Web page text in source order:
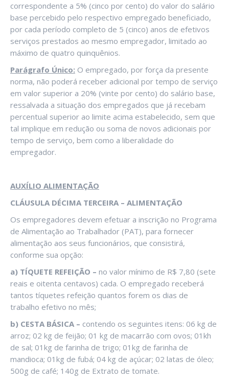
correspondente a 5% (cinco por cento) do valor do salário
base percebido pelo respectivo empregado beneficiado,
por cada período completo de 5 (cinco) anos de efetivos
serviços prestados ao mesmo empregador, limitado ao
máximo de quatro quinquênios.
Parágrafo Único: O empregado, por força da presente
norma, não poderá receber adicional por tempo de serviço
em valor superior a 20% (vinte por cento) do salário base,
ressalvada a situação dos empregados que já recebam
percentual superior ao limite acima estabelecido, sem que
tal implique em redução ou soma de novos adicionais por
tempo de serviço, bem como a liberalidade do
empregador.
AUXÍLIO ALIMENTAÇÃO
CLÁUSULA DÉCIMA TERCEIRA – ALIMENTAÇÃO
Os empregadores devem efetuar a inscrição no Programa
de Alimentação ao Trabalhador (PAT), para fornecer
alimentação aos seus funcionários, que consistirá,
conforme sua opção:
a) TÍQUETE REFEIÇÃO – no valor mínimo de R$ 7,80 (sete
reais e oitenta centavos) cada. O empregado receberá
tantos tíquetes refeição quantos forem os dias de
trabalho efetivo no mês;
b) CESTA BÁSICA – contendo os seguintes itens: 06 kg de
arroz; 02 kg de feijão; 01 kg de macarrão com ovos; 01kh
de sal; 01kg de farinha de trigo; 01kg de farinha de
mandioca; 01kg de fubá; 04 kg de açúcar; 02 latas de óleo;
500g de café; 140g de Extrato de tomate.